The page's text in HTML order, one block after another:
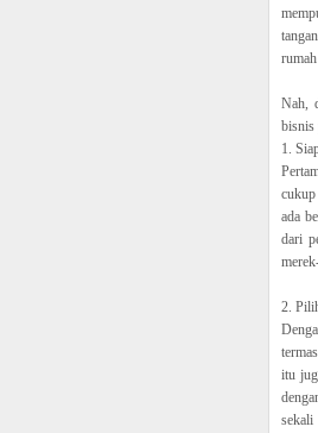
Nah,
bisnis
1.
ada
dari
2.
itu